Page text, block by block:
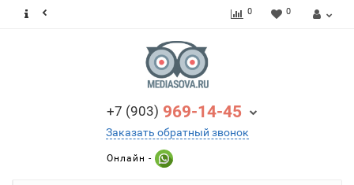
0 0
+7 (903) 969-14-45
Заказать обратный звонок
Онлайн -